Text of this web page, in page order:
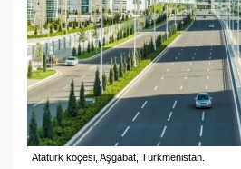
Atatürk köçesi, Aşgabat, Türkmenistan.